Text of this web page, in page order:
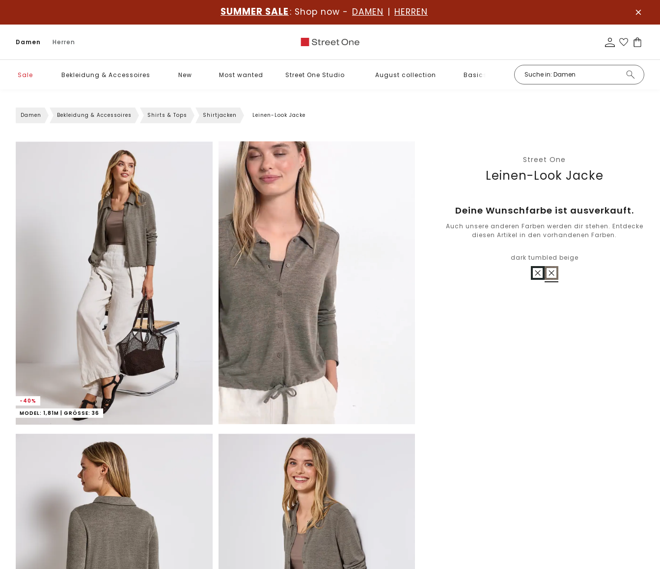
SUMMER SALE : Shop now - DAMEN | HERREN
Damen Herren
Sale Bekleidung & Accessoires New Most wanted Street One Studio August collection Basics
Damen Bekleidung & Accessoires Shirts & Tops Shirtjacken Leinen-Look Jacke
-40%
MODEL: 1,81M | GRÖSSE: 36
Street One
Leinen-Look Jacke
Deine Wunschfarbe ist ausverkauft.
Auch unsere anderen Farben werden dir stehen. Entdecke
diesen Artikel in den vorhandenen Farben.
dark tumbled beige